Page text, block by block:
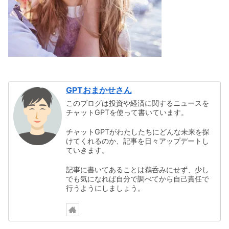
GPTおまかせさん
このブログは投資や経済に関するニュースを
チャットGPTを使って書いています。
チャットGPTがわたしたちにどんな未来を探
けてくれるのか、記事を日々アップデートし
ていきます。
記事に書いてあることは鵜呑みにせず、少し
でも気になれば自分で調べてから自己責任で
行うようにしましょう。